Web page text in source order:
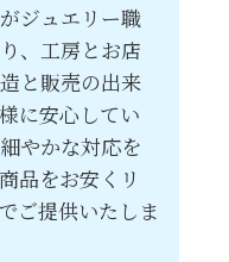
ジュエリー職
、工房とお店
と販売の出来
に安心してい
やかな対応を
品をお安くリ
ご提供いたしま